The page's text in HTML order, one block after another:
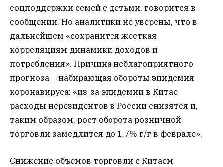
соцподдержки семей с детьми, говорится в
сообщении. Но аналитики не уверены, что в
дальнейшем «сохранится жесткая
корреляциям динамики доходов и
потребления». Причина неблагоприятного
прогноза – набирающая обороты эпидемия
коронавируса: «из-за эпидемии в Китае
расходы нерезидентов в России снизятся и,
таким образом, рост оборота розничной
торговли замедлится до 1,7% г/г в феврале».
Снижение объемов торговли с Китаем